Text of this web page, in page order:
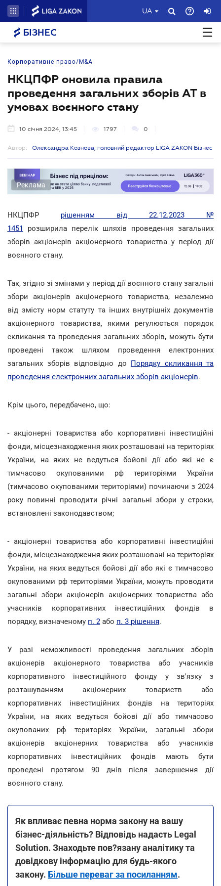
UA
БІЗНЕС
Корпоративне право/M&A
НКЦПФР оновила правила
проведення загальних зборів АТ в
умовах воєнного стану
10 січня 2024, 13:45 1797 0
Автор: Олександра Кознова, головний редактор LIGA ZAKON Бізнес
Реклама
НКЦПФР рішенням від 22.12.2023 №
1451
розширила перелік шляхів проведення загальних
зборів акціонерів акціонерного товариства у період дії
воєнного стану.
Так, згідно зі змінами у період дії воєнного стану загальні
збори акціонерів акціонерного товариства, незалежно
від змісту норм статуту та інших внутрішніх документів
акціонерного товариства, якими регулюється порядок
скликання та проведення загальних зборів, можуть бути
проведені також шляхом проведення електронних
загальних зборів відповідно до Порядку скликання та
проведення електронних загальних зборів акціонерів.
Крім цього, передбачено, що:
- акціонерні товариства або корпоративні інвестиційні
фонди, місцезнаходження яких розташовані на територіях
України, на яких не ведуться бойові дії або які не є
тимчасово окупованими рф територіями України
(тимчасово окупованими територіями) починаючи з 2024
року повинні проводити річні загальні збори у строки,
встановлені законодавством;
- акціонерні товариства або корпоративні інвестиційні
фонди, місцезнаходження яких розташовані на територіях
України, на яких ведуться бойові дії або які є тимчасово
окупованими рф територіями України, можуть проводити
загальні збори акціонерів акціонерних товариства або
учасників корпоративних інвестиційних фондів в
порядку, визначеному п. 2 або п. 3 рішення.
У разі неможливості проведення загальних зборів
акціонерів акціонерного товариства або учасників
корпоративного інвестиційного фонду у зв'язку з
розташуванням акціонерних товариств або
корпоративних інвестиційних фондів на територіях
України, на яких ведуться бойові дії або тимчасово
окупованих рф територіях України, загальні збори
акціонерів акціонерних товариства або учасників
корпоративних інвестиційних фондів мають бути
проведені протягом 90 днів після завершення дії
воєнного стану.
Як впливає певна норма закону на вашу
бізнес-діяльність? Відповідь надасть Legal
Solution. Знаходьте пов?язану аналітику та
довідкову інформацію для будь-якого
закону. Більше переваг за посиланням.